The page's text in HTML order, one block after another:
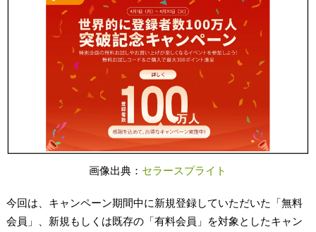
画像出典： セラースプライト
今回は、キャンペーン期間中に新規登録していただいた「無料
会員」、新規もしくは既存の「有料会員」を対象としたキャン